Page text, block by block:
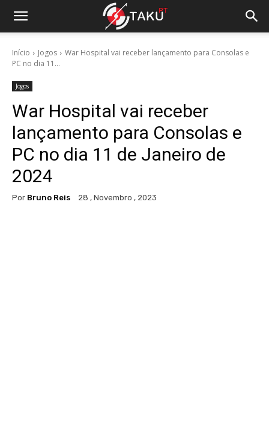
Início Jogos
War Hospital vai receber lançamento para Consolas e
PC no dia 11...
Jogos
War Hospital vai receber
lançamento para Consolas e
PC no dia 11 de Janeiro de
2024
Por Bruno Reis 28 , Novembro , 2023